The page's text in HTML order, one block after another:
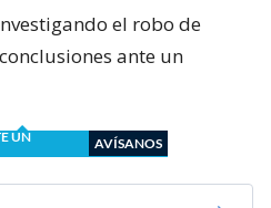
el robo de
ante un
UN
AVÍSANOS